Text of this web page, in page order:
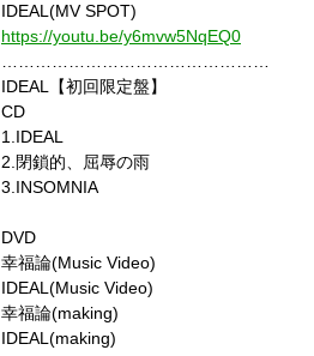
IDEAL(MV SPOT)
https://youtu.be/y6mvw5NqEQ0
IDEAL【初回限定盤】
CD
1.IDEAL
2.閉鎖的、屈辱の雨
3.INSOMNIA
DVD
幸福論(Music Video)
IDEAL(Music Video)
幸福論(making)
IDEAL(making)